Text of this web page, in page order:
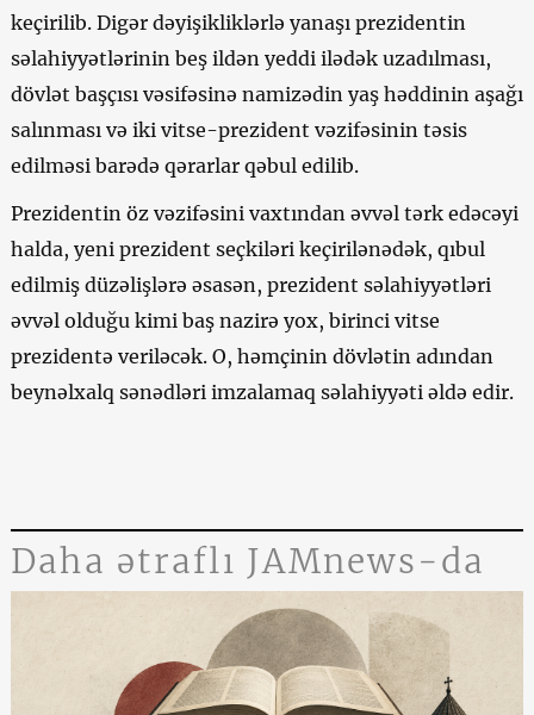
keçirilib. Digər dəyişikliklərlə yanaşı prezidentin
səlahiyyətlərinin beş ildən yeddi ilədək uzadılması,
dövlət başçısı vəsifəsinə namizədin yaş həddinin aşağı
salınması və iki vitse-prezident vəzifəsinin təsis
edilməsi barədə qərarlar qəbul edilib.
Prezidentin öz vəzifəsini vaxtından əvvəl tərk edəcəyi
halda, yeni prezident seçkiləri keçirilənədək, qıbul
edilmiş düzəlişlərə əsasən, prezident səlahiyyətləri
əvvəl olduğu kimi baş nazirə yox, birinci vitse
prezidentə veriləcək. O, həmçinin dövlətin adından
beynəlxalq sənədləri imzalamaq səlahiyyəti əldə edir.
Daha ətraflı JAMnews-da